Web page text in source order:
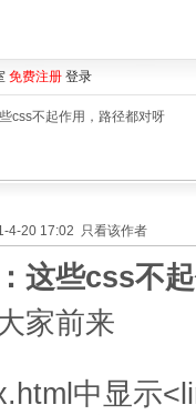
免费注册 登录
css不起作用，路径都对呀
4-20 17:02 只看该作者
这些css不
家前来
中显示